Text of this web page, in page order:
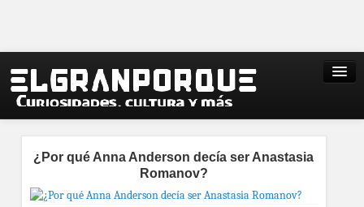
¿Por qué Anna Anderson decía ser Anastasia
Romanov?